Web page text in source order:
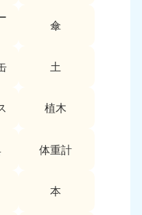
傘
土
植木
体重計
本
1881-5259
〜19:00 年中無休
長野県